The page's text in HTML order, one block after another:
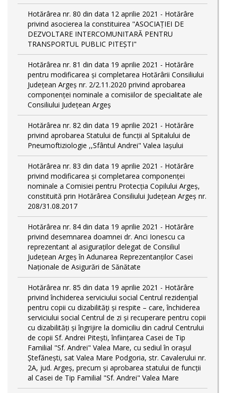
Hotărârea nr. 80 din data 12 aprilie 2021 - Hotărâre
privind asocierea la constituirea "ASOCIAȚIEI DE
DEZVOLTARE INTERCOMUNITARĂ PENTRU
TRANSPORTUL PUBLIC PITEȘTI"
Hotărârea nr. 81 din data 19 aprilie 2021 - Hotărâre
pentru modificarea și completarea Hotărârii Consiliului
Județean Argeș nr. 2/2.11.2020 privind aprobarea
componenței nominale a comisiilor de specialitate ale
Consiliului Județean Argeș
Hotărârea nr. 82 din data 19 aprilie 2021 - Hotărâre
privind aprobarea Statului de funcții al Spitalului de
Pneumoftiziologie ,,Sfântul Andrei" Valea Iașului
Hotărârea nr. 83 din data 19 aprilie 2021 - Hotărâre
privind modificarea și completarea componenței
nominale a Comisiei pentru Protecția Copilului Argeș,
constituită prin Hotărârea Consiliului Județean Argeș nr.
208/31.08.2017
Hotărârea nr. 84 din data 19 aprilie 2021 - Hotărâre
privind desemnarea doamnei dr. Anci Ionescu ca
reprezentant al asiguraților delegat de Consiliul
Județean Argeș în Adunarea Reprezentanților Casei
Naționale de Asigurări de Sănătate
Hotărârea nr. 85 din data 19 aprilie 2021 - Hotărâre
privind închiderea serviciului social Centrul rezidenţial
pentru copii cu dizabilităţi și respite – care, închiderea
serviciului social Centrul de zi și recuperare pentru copii
cu dizabilități și îngrijire la domiciliu din cadrul Centrului
de copii Sf. Andrei Pitești, înființarea Casei de Tip
Familial "Sf. Andrei" Valea Mare, cu sediul în orașul
Ștefănești, sat Valea Mare Podgoria, str. Cavalerului nr.
2A, jud. Argeș, precum și aprobarea statului de funcții
al Casei de Tip Familial "Sf. Andrei" Valea Mare